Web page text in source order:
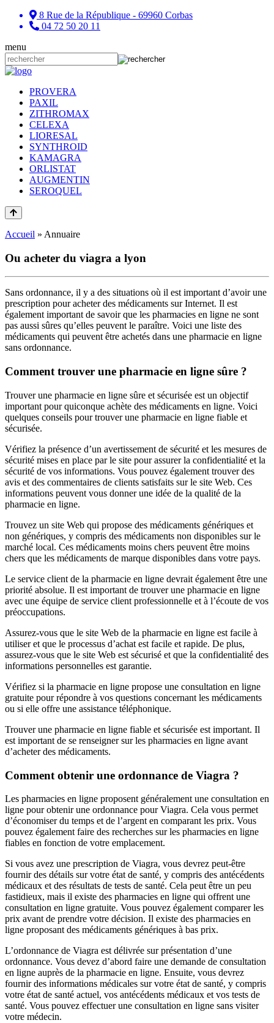
8 Rue de la République - 69960 Corbas
04 72 50 20 11
menu
PROVERA
PAXIL
ZITHROMAX
CELEXA
LIORESAL
SYNTHROID
KAMAGRA
ORLISTAT
AUGMENTIN
SEROQUEL
Accueil » Annuaire
Ou acheter du viagra a lyon
Sans ordonnance, il y a des situations où il est important d’avoir une
prescription pour acheter des médicaments sur Internet. Il est
également important de savoir que les pharmacies en ligne ne sont
pas aussi sûres qu’elles peuvent le paraître. Voici une liste des
médicaments qui peuvent être achetés dans une pharmacie en ligne
sans ordonnance.
Comment trouver une pharmacie en ligne sûre ?
Trouver une pharmacie en ligne sûre et sécurisée est un objectif
important pour quiconque achète des médicaments en ligne. Voici
quelques conseils pour trouver une pharmacie en ligne fiable et
sécurisée.
Vérifiez la présence d’un avertissement de sécurité et les mesures de
sécurité mises en place par le site pour assurer la confidentialité et la
sécurité de vos informations. Vous pouvez également trouver des
avis et des commentaires de clients satisfaits sur le site Web. Ces
informations peuvent vous donner une idée de la qualité de la
pharmacie en ligne.
Trouvez un site Web qui propose des médicaments génériques et
non génériques, y compris des médicaments non disponibles sur le
marché local. Ces médicaments moins chers peuvent être moins
chers que les médicaments de marque disponibles dans votre pays.
Le service client de la pharmacie en ligne devrait également être une
priorité absolue. Il est important de trouver une pharmacie en ligne
avec une équipe de service client professionnelle et à l’écoute de vos
préoccupations.
Assurez-vous que le site Web de la pharmacie en ligne est facile à
utiliser et que le processus d’achat est facile et rapide. De plus,
assurez-vous que le site Web est sécurisé et que la confidentialité des
informations personnelles est garantie.
Vérifiez si la pharmacie en ligne propose une consultation en ligne
gratuite pour répondre à vos questions concernant les médicaments
ou si elle offre une assistance téléphonique.
Trouver une pharmacie en ligne fiable et sécurisée est important. Il
est important de se renseigner sur les pharmacies en ligne avant
d’acheter des médicaments.
Comment obtenir une ordonnance de Viagra ?
Les pharmacies en ligne proposent généralement une consultation en
ligne pour obtenir une ordonnance pour Viagra. Cela vous permet
d’économiser du temps et de l’argent en comparant les prix. Vous
pouvez également faire des recherches sur les pharmacies en ligne
fiables en fonction de votre emplacement.
Si vous avez une prescription de Viagra, vous devrez peut-être
fournir des détails sur votre état de santé, y compris des antécédents
médicaux et des résultats de tests de santé. Cela peut être un peu
fastidieux, mais il existe des pharmacies en ligne qui offrent une
consultation en ligne gratuite. Vous pouvez également comparer les
prix avant de prendre votre décision. Il existe des pharmacies en
ligne proposant des médicaments génériques à bas prix.
L’ordonnance de Viagra est délivrée sur présentation d’une
ordonnance. Vous devez d’abord faire une demande de consultation
en ligne auprès de la pharmacie en ligne. Ensuite, vous devrez
fournir des informations médicales sur votre état de santé, y compris
votre état de santé actuel, vos antécédents médicaux et vos tests de
santé. Vous pouvez effectuer une consultation en ligne sans visiter
votre médecin.